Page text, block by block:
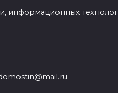
информационных